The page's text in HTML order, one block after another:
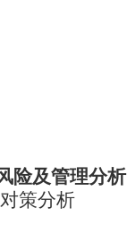
险及管理分析
策分析